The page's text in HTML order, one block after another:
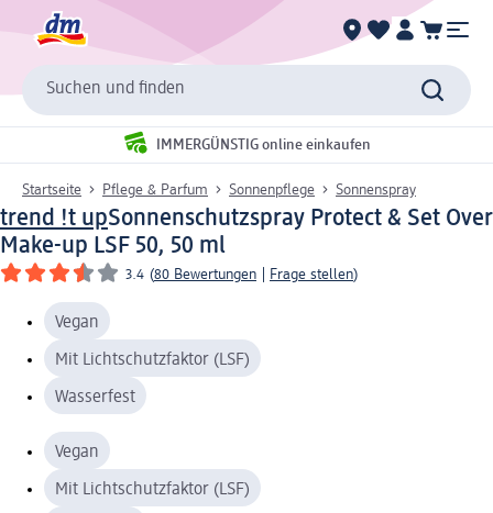
Suchen und finden
IMMERGÜNSTIG online einkaufen
Startseite Pflege & Parfum Sonnenpflege Sonnenspray
trend !t upSonnenschutzspray Protect & Set Over
Make-up LSF 50, 50 ml
3.4 (80 Bewertungen Frage stellen)
Vegan
Mit Lichtschutzfaktor (LSF)
Wasserfest
Vegan
Mit Lichtschutzfaktor (LSF)